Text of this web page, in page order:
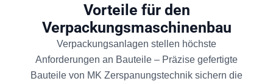
Vorteile für den
Verpackungsmaschinenbau
Verpackungsanlagen stellen höchste
Anforderungen an Bauteile – Präzise gefertigte
Bauteile von MK Zerspanungstechnik sichern die